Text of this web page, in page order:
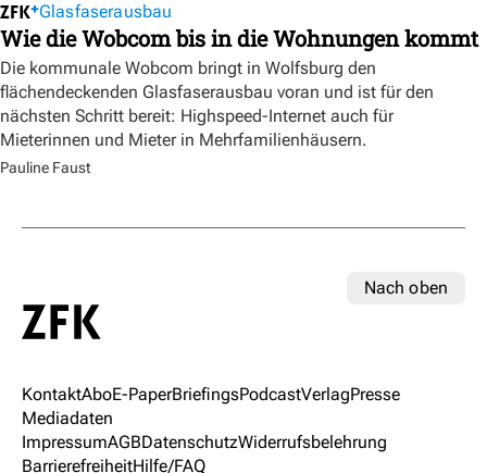
Glasfaserausbau
Wie die Wobcom bis in die Wohnungen kommt
Die kommunale Wobcom bringt in Wolfsburg den
flächendeckenden Glasfaserausbau voran und ist für den
nächsten Schritt bereit: Highspeed-Internet auch für
Mieterinnen und Mieter in Mehrfamilienhäusern.
Pauline Faust
Nach oben
KontaktAboE-PaperBriefingsPodcastVerlagPresse
Mediadaten
ImpressumAGBDatenschutzWiderrufsbelehrung
BarrierefreiheitHilfe/FAQ